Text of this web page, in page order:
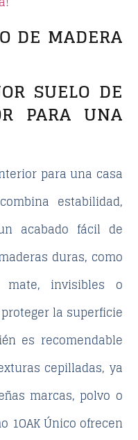
DE MADERA
SUELO DE
PARA UNA
para una casa
estabilidad,
acabado fácil de
duras, como
invisibles o
la superficie
es recomendable
cepilladas, ya
marcas, polvo o
1OAK Único ofrecen